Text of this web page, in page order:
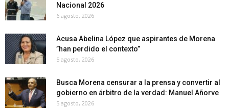
Nacional 2026
6 agosto, 2026
Acusa Abelina López que aspirantes de Morena
”han perdido el contexto”
5 agosto, 2026
Busca Morena censurar a la prensa y convertir al
gobierno en árbitro de la verdad: Manuel Añorve
5 agosto, 2026